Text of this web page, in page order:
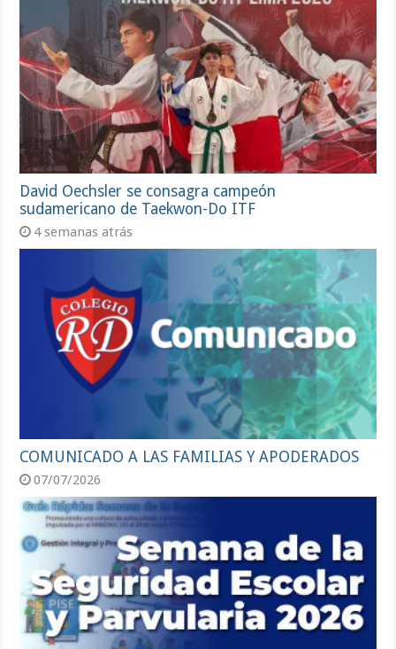
David Oechsler se consagra campeón
sudamericano de Taekwon-Do ITF
4 semanas atrás
COMUNICADO A LAS FAMILIAS Y APODERADOS
07/07/2026